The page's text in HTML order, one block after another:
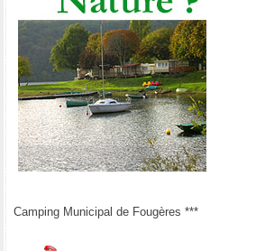
Camping Municipal de Fougères ***